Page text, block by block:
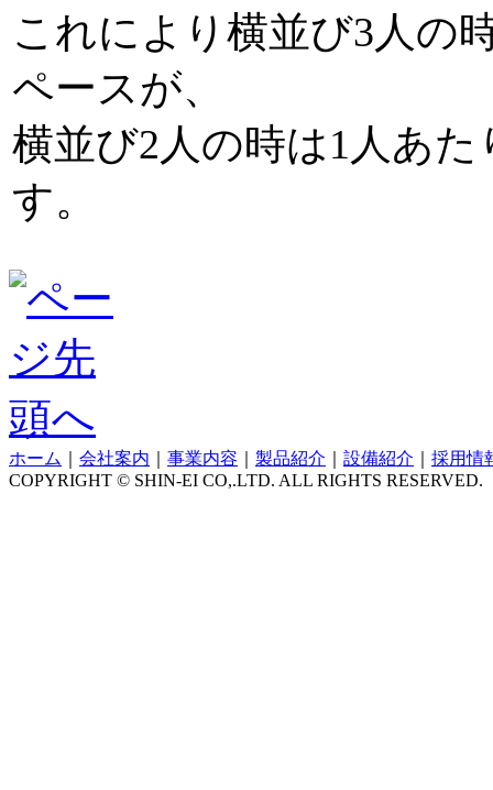
これにより横並び3人の
ペースが、
横並び2人の時は1人あ
す。
ホーム 会社案内 事業内容 製品紹介 設備紹介
採用情
COPYRIGHT © SHIN-EI CO,.LTD. ALL RIGHTS RESERVED.